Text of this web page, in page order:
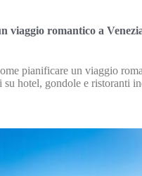
viaggio romantico a
pianificare un viaggio
su hotel, gondole e ristoranti